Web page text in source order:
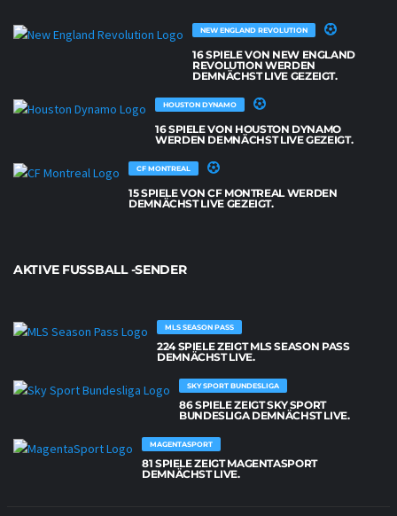
NEW ENGLAND REVOLUTION
16 SPIELE VON NEW ENGLAND
REVOLUTION WERDEN
DEMNÄCHST LIVE GEZEIGT.
HOUSTON DYNAMO
16 SPIELE VON HOUSTON DYNAMO
WERDEN DEMNÄCHST LIVE GEZEIGT.
CF MONTREAL
15 SPIELE VON CF MONTREAL WERDEN
DEMNÄCHST LIVE GEZEIGT.
AKTIVE FUSSBALL -SENDER
MLS SEASON PASS
224 SPIELE ZEIGT MLS SEASON PASS
DEMNÄCHST LIVE.
SKY SPORT BUNDESLIGA
86 SPIELE ZEIGT SKY SPORT
BUNDESLIGA DEMNÄCHST LIVE.
MAGENTASPORT
81 SPIELE ZEIGT MAGENTASPORT
DEMNÄCHST LIVE.